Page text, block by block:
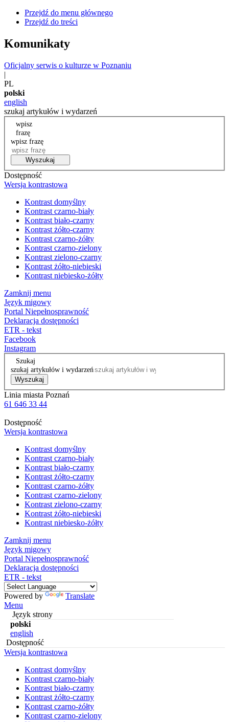
Przejdź do menu głównego
Przejdź do treści
Komunikaty
Oficjalny serwis o kulturze w Poznaniu
|
PL
polski
english
szukaj artykułów i wydarzeń
wpisz
frazę
wpisz frazę
Wyszukaj
Dostępność
Wersja kontrastowa
Kontrast domyślny
Kontrast czarno-biały
Kontrast biało-czarny
Kontrast żółto-czarny
Kontrast czarno-żółty
Kontrast czarno-zielony
Kontrast zielono-czarny
Kontrast żółto-niebieski
Kontrast niebiesko-żółty
Zamknij menu
Język migowy
Portal Niepełnosprawność
Deklaracja dostępności
ETR - tekst
Facebook
Instagram
Szukaj
szukaj artykułów i wydarzeń
Wyszukaj
Linia miasta Poznań
61 646 33 44
Dostępność
Wersja kontrastowa
Kontrast domyślny
Kontrast czarno-biały
Kontrast biało-czarny
Kontrast żółto-czarny
Kontrast czarno-żółty
Kontrast czarno-zielony
Kontrast zielono-czarny
Kontrast żółto-niebieski
Kontrast niebiesko-żółty
Zamknij menu
Język migowy
Portal Niepełnosprawność
Deklaracja dostępności
ETR - tekst
Powered by
Translate
Menu
Język strony
polski
english
Dostępność
Wersja kontrastowa
Kontrast domyślny
Kontrast czarno-biały
Kontrast biało-czarny
Kontrast żółto-czarny
Kontrast czarno-żółty
Kontrast czarno-zielony